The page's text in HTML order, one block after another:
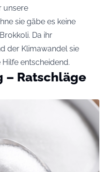
unsere
sie gäbe es keine
Da ihr
der Klimawandel sie
entscheidend.
– Ratschläge